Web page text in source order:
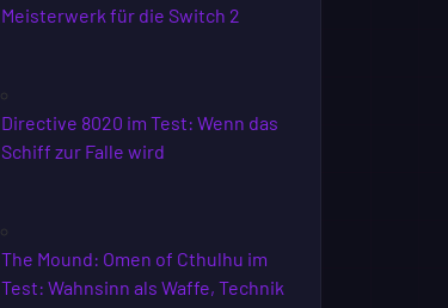
Meisterwerk für die Switch 2
Directive 8020 im Test: Wenn das
Schiff zur Falle wird
The Mound: Omen of Cthulhu im
Test: Wahnsinn als Waffe, Technik